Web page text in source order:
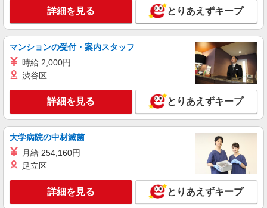
キープ 詳細を見る
職業紹介
株式会社kotrio /●SW-S-2080088
岩槻駅＊病院の看護助手│残業ほぼなし！経験
【正社員】月給240,000〜400,000円 ・基本
給：200,000円〜220,000円 ・資格手当：10,000〜
30,000円 ・役職手当：10,000〜70,000円 ・処遇改
善手当：20,000〜60,000円（勤続年数、保有資格
により変動） ・固定残業手当：20,000円（10時
間） ※固定残業時間を超過する場合には超過勤務
手当として別途支給 ・夜勤手当：10,000円/1回
歓迎 ・認知症介護基礎研修 ・初任者研修 ・実務
者研修 ・介護福祉士 など
岩槻
キープ 詳細を見る
株式会社kotrio /●SW-S-2098177
看護師さんのサポート担当＊未経験OK！きれ
詳細を見る とりあえずキープ
マンションの受付・案内スタッフ
時給 2,000円
渋谷区
詳細を見る とりあえずキープ
大学病院の中材滅菌
月給 254,160円
足立区
詳細を見る とりあえずキープ